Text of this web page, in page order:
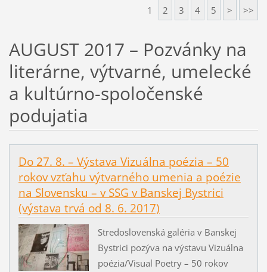
1 2 3 4 5 > >>
AUGUST 2017 – Pozvánky na
literárne, výtvarné, umelecké
a kultúrno-spoločenské
podujatia
Do 27. 8. – Výstava Vizuálna poézia – 50
rokov vzťahu výtvarného umenia a poézie
na Slovensku – v SSG v Banskej Bystrici
(výstava trvá od 8. 6. 2017)
Stredoslovenská galéria v Banskej
Bystrici pozýva na výstavu Vizuálna
poézia/Visual Poetry – 50 rokov